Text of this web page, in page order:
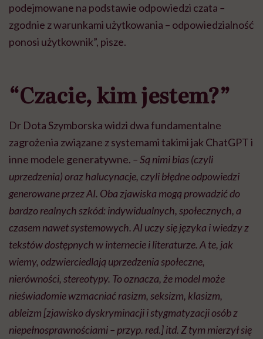
podejmowane na podstawie odpowiedzi czata –
zgodnie z warunkami użytkowania – odpowiedzialność
ponosi użytkownik”, pisze.
“Czacie, kim jestem?”
Dr Dota Szymborska widzi dwa fundamentalne
zagrożenia związane z systemami takimi jak ChatGPT i
inne modele generatywne. – Są nimi bias (czyli
uprzedzenia) oraz halucynacje, czyli błędne odpowiedzi
generowane przez AI. Oba zjawiska mogą prowadzić do
bardzo realnych szkód: indywidualnych, społecznych, a
czasem nawet systemowych. AI uczy się języka i wiedzy z
tekstów dostępnych w internecie i literaturze. A te, jak
wiemy, odzwierciedlają uprzedzenia społeczne,
nierówności, stereotypy. To oznacza, że model może
nieświadomie wzmacniać rasizm, seksizm, klasizm,
ableizm [zjawisko dyskryminacji i stygmatyzacji osób z
niepełnosprawnościami – przyp. red.] itd. Z tym mierzył się